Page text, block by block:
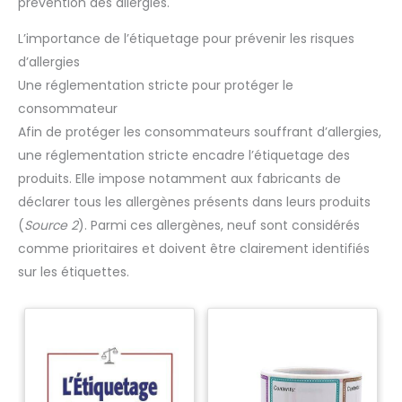
L’importance de l’étiquetage pour prévenir les risques
d’allergies
Une réglementation stricte pour protéger le
consommateur
Afin de protéger les consommateurs souffrant d’allergies,
une réglementation stricte encadre l’étiquetage des
produits. Elle impose notamment aux fabricants de
déclarer tous les allergènes présents dans leurs produits
(Source 2). Parmi ces allergènes, neuf sont considérés
comme prioritaires et doivent être clairement identifiés
sur les étiquettes.